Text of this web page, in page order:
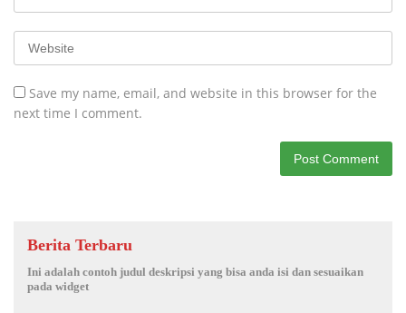
Save my name, email, and website in this browser for the
next time I comment.
Berita Terbaru
Ini adalah contoh judul deskripsi yang bisa anda isi dan sesuaikan
pada widget